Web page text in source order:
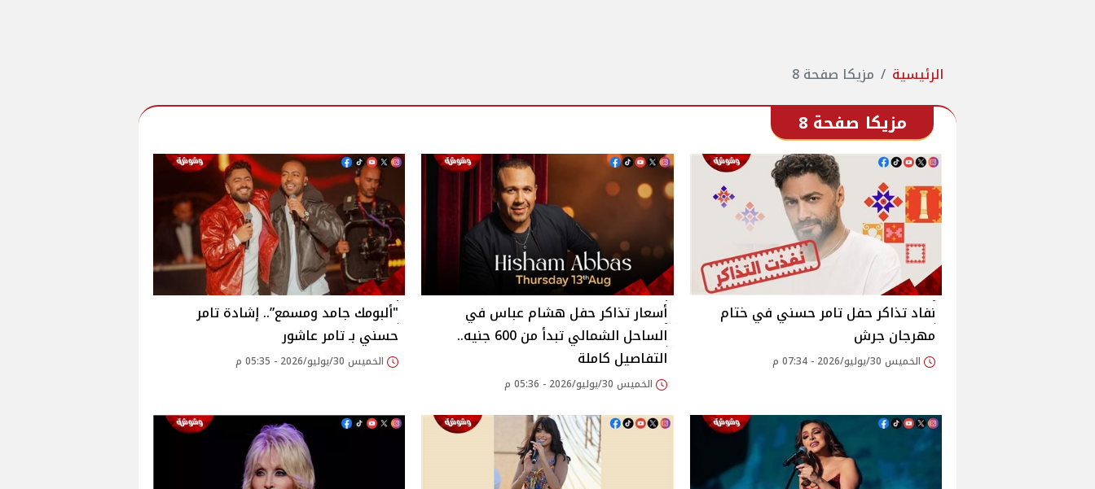
الرئيسية مزيكا صفحة 8
مزيكا صفحة 8
نفاد تذاكر حفل تامر حسني في ختام
مهرجان جرش
الخميس 30/يوليو/2026 - 07:34 م
أسعار تذاكر حفل هشام عباس في
الساحل الشمالي تبدأ من 600 جنيه..
التفاصيل كاملة
الخميس 30/يوليو/2026 - 05:36 م
"ألبومك جامد ومسمع”.. إشادة تامر
حسني بـ تامر عاشور
الخميس 30/يوليو/2026 - 05:35 م